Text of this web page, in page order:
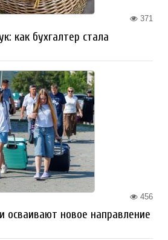
371
как бухгалтер стала
456
осваивают новое направление